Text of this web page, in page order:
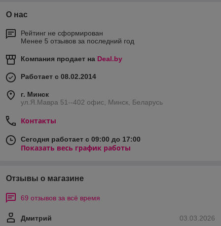
О нас
Рейтинг не сформирован
Менее 5 отзывов за последний год
Компания продает на Deal.by
Работает с 08.02.2014
г. Минск
ул.Я.Мавра 51--402 офис, Минск, Беларусь
Контакты
Сегодня работает с 09:00 до 17:00
Показать весь график работы
Отзывы о магазине
69 отзывов за всё время
03.03.2026
Дмитрий